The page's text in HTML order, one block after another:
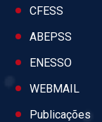
CFESS
ABEPSS
ENESSO
WEBMAIL
Publicações